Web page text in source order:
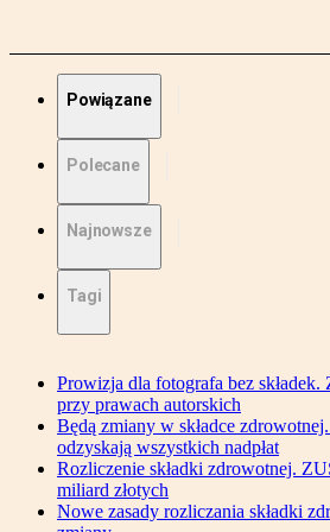
Powiązane
Polecane
Najnowsze
Tagi
Prowizja dla fotografa bez
przy prawach autorskich
Będą zmiany w składce
odzyskają wszystkich nadpłat
Rozliczenie składki zdrowotnej.
miliard złotych
Nowe zasady rozliczania składki